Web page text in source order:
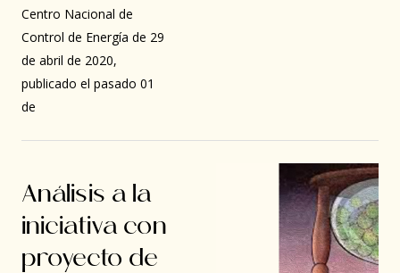
Centro Nacional de
Control de Energía de 29
de abril de 2020,
publicado el pasado 01
de
Análisis a la
iniciativa con
proyecto de